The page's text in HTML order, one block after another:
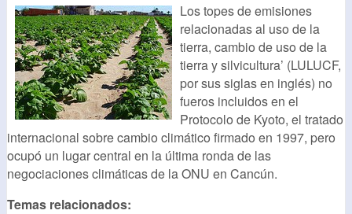
Los topes de emisiones
relacionadas al uso de la
tierra, cambio de uso de la
tierra y silvicultura’ (LULUCF,
por sus siglas en inglés) no
fueros incluidos en el
Protocolo de Kyoto, el tratado
internacional sobre cambio climático firmado en 1997, pero
ocupó un lugar central en la última ronda de las
negociaciones climáticas de la ONU en Cancún.
Temas relacionados: